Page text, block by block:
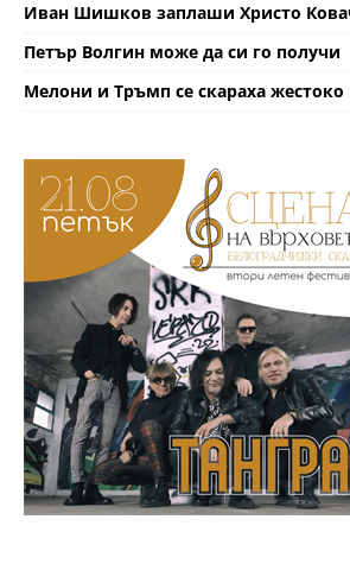
Иван Шишков заплаши Христо
Петър Волгин може да си го получи
Мелони и Тръмп се скараха жестоко